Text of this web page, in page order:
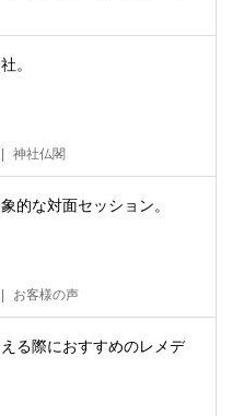
。
神社仏閣
的な対面セッション。
お客様の声
る際におすすめのレメデ